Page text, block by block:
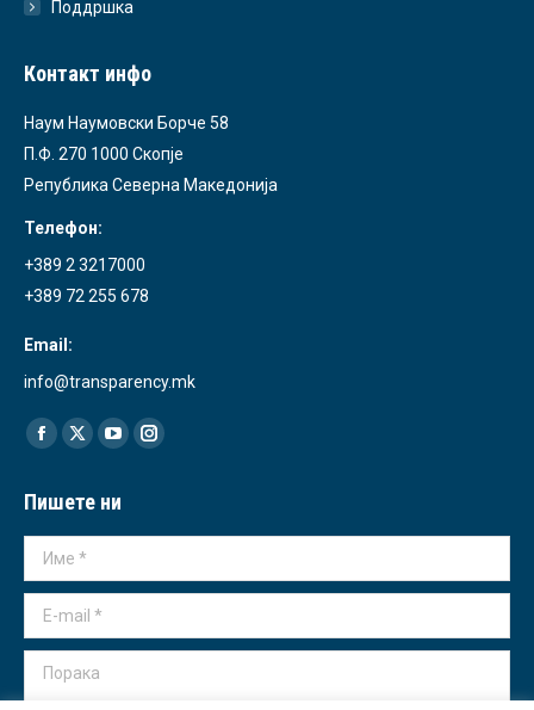
Поддршка
Контакт инфо
Наум Наумовски Борче 58
П.Ф. 270 1000 Скопје
Република Северна Македонија
Телефон:
+389 2 3217000
+389 72 255 678
Email:
info@transparency.mk
Find us on:
Facebook
opens
in
new
X
opens
in
YouTube
opens
in
Instagram
in
Пишете ни
Име *
E-mail *
Порака